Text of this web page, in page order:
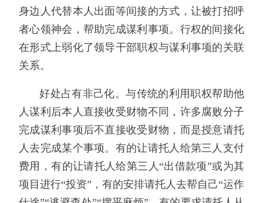
身边人代替本人出面等间接的方式，让被打招呼
者心领神会，帮助完成谋利事项。行权的间接化
在形式上弱化了领导干部职权与谋利事项的关联
关系。
好处占有非己化。与传统的利用职权帮助他
人谋利后本人直接收受财物不同，许多腐败分子
完成谋利事项后不直接收受财物，而是授意请托
人去完成某个事项。有的让请托人给第三人支付
费用，有的让请托人给第三人“出借款项”或为其
项目进行“投资”，有的安排请托人去帮自己“运作